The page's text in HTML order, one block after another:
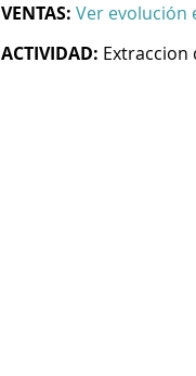
VENTAS: Ver evolución
ACTIVIDAD: Extraccion